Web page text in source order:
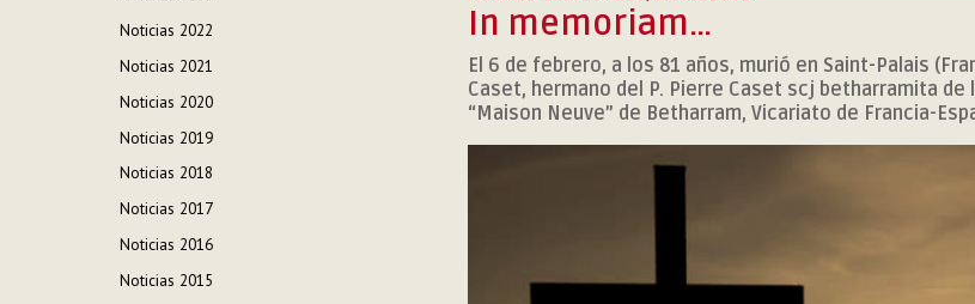
Noticias 2022
Noticias 2021
Noticias 2020
Noticias 2019
Noticias 2018
Noticias 2017
Noticias 2016
Noticias 2015
In memoriam…
El 6 de febrero, a los 81 años, murió en Saint-Palais
Caset, hermano del P. Pierre Caset scj betharramita de
“Maison Neuve” de Betharram, Vicariato de Francia-